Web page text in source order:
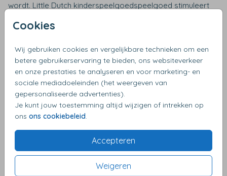
Cookies
Wij gebruiken cookies en vergelijkbare technieken om een
betere gebruikerservaring te bieden, ons websiteverkeer
en onze prestaties te analyseren en voor marketing- en
sociale mediadoeleinden (het weergeven van
gepersonaliseerde advertenties).
Je kunt jouw toestemming altijd wijzigen of intrekken op
ons ons cookiebeleid.
Accepteren
Weigeren
wordt. Little Dutch kinderspeelgoedspeelgoed stimuleert
speelplezier. Geef een
herinnering aan deze bijzondere tijd biedt!
Little Dutch dokterstas met naam
De Little Dutch dokterstas met naam is leuk voor kindjes
vanaf 3 jaar. Spelenderwijs leren dat de dokter of het
ziekenhuis helemaal niet eng hoeft te zijn. Deze dokterset
van Little Dutch bestaat uit een dokterstas, 2 strips met
pillen, otoscoop, thermometer, spuitje, tube zalf, 4 pleisters,
stethoscoop, reflexhamer, bloeddrukmeter, en
doktersmutsje. Wij bedrukken de naam en tekst op de